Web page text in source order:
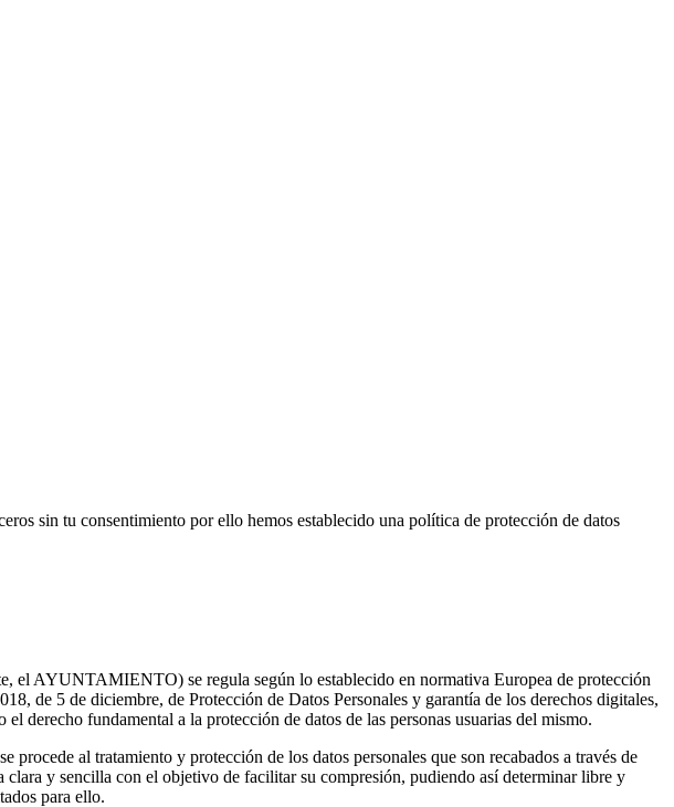
sin tu consentimiento por ello hemos establecido una política de protección de datos
el AYUNTAMIENTO) se regula según lo establecido en normativa Europea de protección
de 5 de diciembre, de Protección de Datos Personales y garantía de los derechos digitales,
derecho fundamental a la protección de datos de las personas usuarias del mismo.
al tratamiento y protección de los datos personales que son recabados a través de
y sencilla con el objetivo de facilitar su compresión, pudiendo así determinar libre y
para ello.